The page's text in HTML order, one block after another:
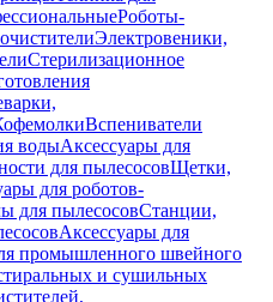
Роботы-
Электровеники,
Стерилизационное
Вспениватели
водыАксессуары для
для пылесосовЩетки,
для роботов-
для пылесосовСтанции,
Аксессуары для
промышленного швейного
и сушильных